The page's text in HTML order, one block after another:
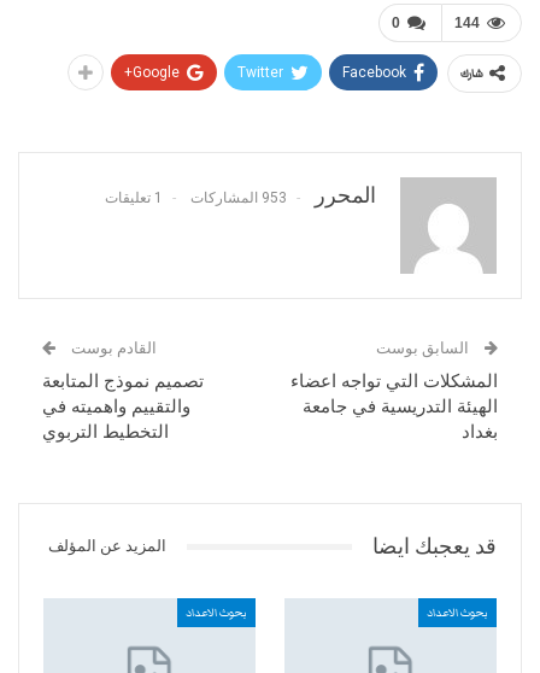
0 144
شارك Facebook
Twitter
Google+
المحرر 953 المشاركات 1 تعليقات
السابق بوست
المشكلات التي تواجه اعضاء
الهيئة التدريسية في جامعة
بغداد
القادم بوست
تصميم نموذج المتابعة
والتقييم واهميته في
التخطيط التربوي
قد يعجبك ايضا المزيد عن المؤلف
بحوث الاعداد بحوث الاعداد